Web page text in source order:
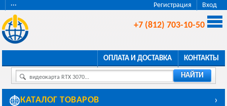
Регистрация Вход
···
+7 (812) 703-10-50
ОПЛАТА И ДОСТАВКА КОНТАКТЫ
видеокарта RTX 3070... НАЙТИ
КАТАЛОГ ТОВАРОВ ›